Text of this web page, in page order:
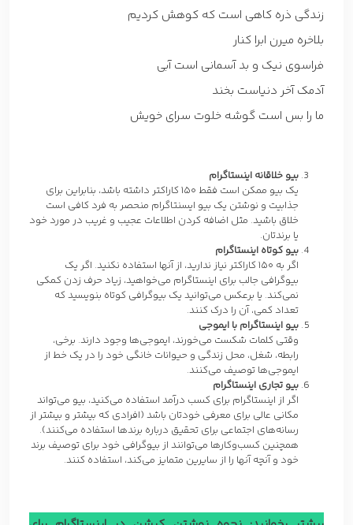
زندگی ذره کاهی است که کوهش کردیم
بلاخره میرن ابرا کنار
فراسوی نیک و بد آسمانی است آبی
آدمک آخر دنیاست بخند
ما را بس است گوشه خلوت سرای خویش
بیو خلاقانه اینستاگرام
یک بیو ممکن است فقط 150 کاراکتر داشته باشد، بنابراین برای
جذابیت و نوشتن یک بیو ایسنتاگرام منحصر به فرد کافی است
خلاق باشید. مثل اضافه کردن اطلاعات عجیب و غریب در مورد خود
یا برندتان.
بیو کوتاه اینستاگرام
اگر به 150 کاراکتر نیاز ندارید، از آنها استفاده نکنید. اگر یک
بیوگرافی جالب برای اینستاگرام می‌خواهید، زیاد حرف زدن کمکی
نمی‌کند. یا برعکس می‌توانید یک بیوگرافی کوتاه بنویسید که
تعداد کمی، آن را درک کنند.
بیو اینستاگرام با ایموجی
وقتی کلمات شکست می‌خورند، ایموجی‌ها وجود دارند. برخی،
رابطه، شغل، محل زندگی و حیوانات خانگی خود را در یک خط از
ایموجی‌ها توصیف می‌کنند.
بیو تجاری اینستاگرام
اگر از اینستاگرام برای کسب درآمد استفاده می‌کنید، بیو می‌تواند
مکانی عالی برای معرفی خودتان باشد (افرادی که بیشتر و بیشتر از
رسانه‌های اجتماعی برای تحقیق درباره برندها استفاده می‌کنند).
همچنین کسب‌وکارها می‌توانند از بیوگرافی خود برای توصیف برند
خود و آنچه آنها را از سایرین متمایز می‌کند، استفاده کنند.